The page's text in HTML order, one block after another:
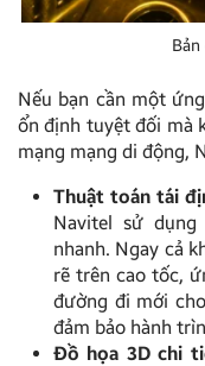
Nếu bạn cần một
ổn định tuyệt đối mà
mạng mạng di động,
Thuật toán tái
Navitel sử
nhanh. Ngay cả
rẽ trên cao tốc,
đường đi mới
đảm bảo hành
Đồ họa 3D chi